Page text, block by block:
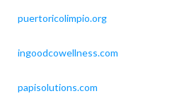
puertoricolimpio.org
ingoodcowellness.com
papisolutions.com